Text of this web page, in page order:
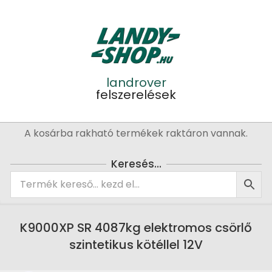
landrover
felszerelések
PrimaryA kosárba rakható termékek raktáron vannak.
Keresés…
K9000XP SR 4087kg elektromos csörlő
szintetikus kötéllel 12V